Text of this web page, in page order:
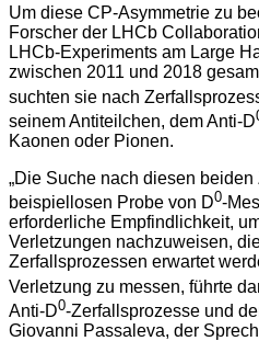
Um diese CP-Asymmetrie zu
Forscher der LHCb
LHCb-Experiments am Large
zwischen 2011 und 2018
suchten sie nach
seinem Antiteilchen, dem Anti-D
Kaonen oder Pionen.
„Die Suche nach diesen
beispiellosen Probe von D0-
erforderliche Empfindlichkeit,
Verletzungen nachzuweisen,
Zerfallsprozessen erwartet
Verletzung zu messen, führte
Anti-D0-Zerfallsprozesse und
Giovanni Passaleva, der